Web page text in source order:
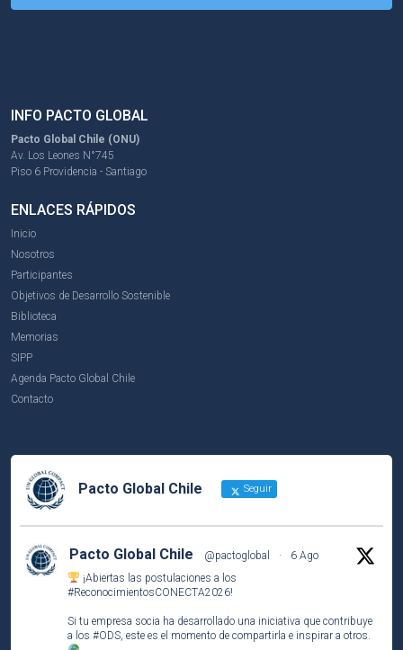
INFO PACTO GLOBAL
Pacto Global Chile (ONU)
Av. Los Leones N°745
Piso 6 Providencia - Santiago
ENLACES RÁPIDOS
Inicio
Nosotros
Participantes
Objetivos de Desarrollo Sostenible
Biblioteca
Memorias
SIPP
Agenda Pacto Global Chile
Contacto
Pacto Global Chile Seguir
Pacto Global Chile @pactoglobal ·
6 Ago
¡Abiertas las postulaciones a los
#ReconocimientosCONECTA2026!
Si tu empresa socia ha desarrollado una iniciativa que contribuye
a los #ODS, este es el momento de compartirla e inspirar a otros.